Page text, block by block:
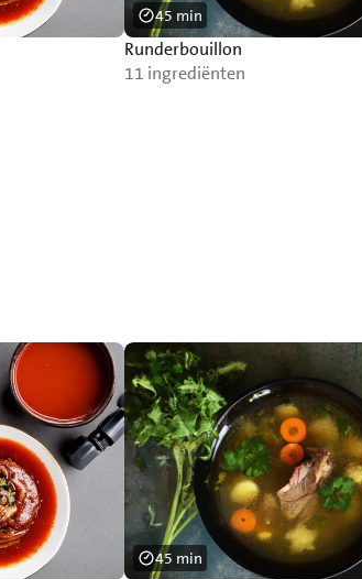
Runderbouillon
11 ingrediënten
45 min
45 min